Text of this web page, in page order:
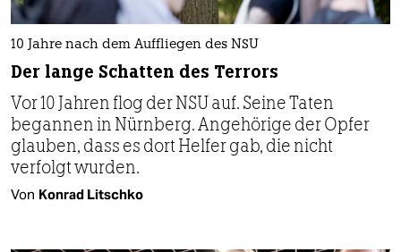
10 Jahre nach dem Auffliegen des NSU
Der lange Schatten des Terrors
Vor 10 Jahren flog der NSU auf. Seine Taten
begannen in Nürnberg. Angehörige der Opfer
glauben, dass es dort Helfer gab, die nicht
verfolgt wurden.
Von Konrad Litschko